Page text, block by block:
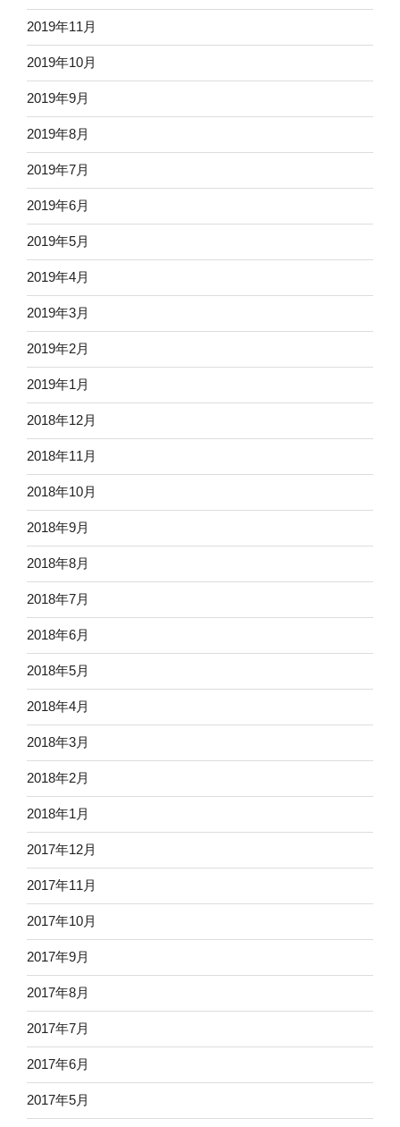
2019年11月
2019年10月
2019年9月
2019年8月
2019年7月
2019年6月
2019年5月
2019年4月
2019年3月
2019年2月
2019年1月
2018年12月
2018年11月
2018年10月
2018年9月
2018年8月
2018年7月
2018年6月
2018年5月
2018年4月
2018年3月
2018年2月
2018年1月
2017年12月
2017年11月
2017年10月
2017年9月
2017年8月
2017年7月
2017年6月
2017年5月